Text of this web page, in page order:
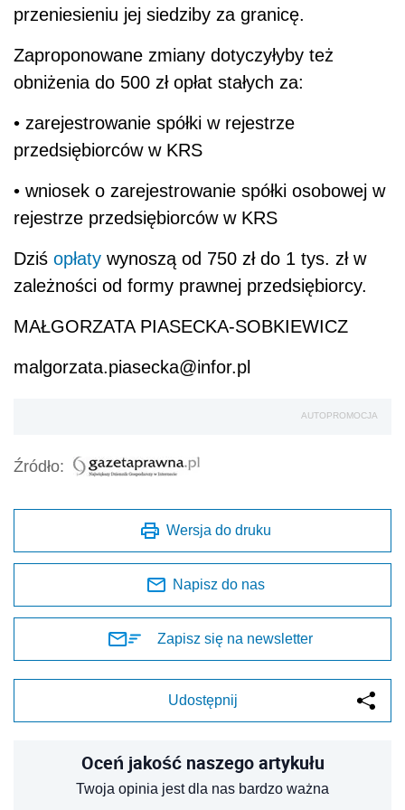
przeniesieniu jej siedziby za granicę.
Zaproponowane zmiany dotyczyłyby też
obniżenia do 500 zł opłat stałych za:
• zarejestrowanie spółki w rejestrze
przedsiębiorców w KRS
• wniosek o zarejestrowanie spółki osobowej w
rejestrze przedsiębiorców w KRS
Dziś opłaty wynoszą od 750 zł do 1 tys. zł w
zależności od formy prawnej przedsiębiorcy.
MAŁGORZATA PIASECKA-SOBKIEWICZ
malgorzata.piasecka@infor.pl
AUTOPROMOCJA
Źródło:
Wersja do druku
Napisz do nas
Zapisz się na newsletter
Udostępnij
Oceń jakość naszego artykułu
Twoja opinia jest dla nas bardzo ważna